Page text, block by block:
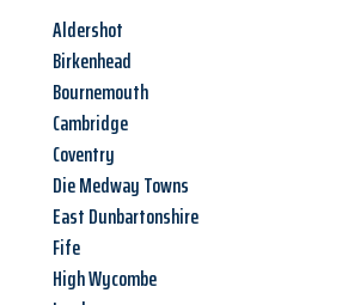
Aldershot
Birkenhead
Bournemouth
Cambridge
Coventry
Die Medway Towns
East Dunbartonshire
Fife
High Wycombe